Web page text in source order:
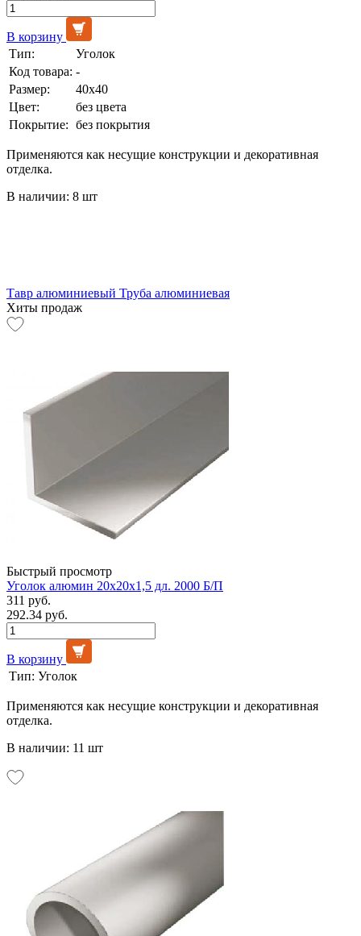
В корзину
Тип:
Уголок
Код товара: -
Размер:
40х40
Цвет:
без цвета
Покрытие: без покрытия
Применяются как несущие конструкции и декоративная
отделка.
В наличии: 8 шт
Тавр алюминиевый Труба алюминиевая
Хиты продаж
Быстрый просмотр
Уголок алюмин 20х20х1,5 дл. 2000 Б/П
311 руб.
292.34 руб.
В корзину
Тип: Уголок
Применяются как несущие конструкции и декоративная
отделка.
В наличии: 11 шт